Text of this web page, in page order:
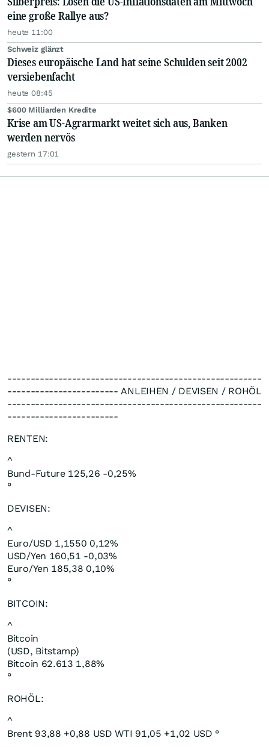
eine große Rallye aus?
heute 11:00
Schweiz glänzt
Dieses europäische Land hat seine Schulden seit 2002
versiebenfacht
heute 08:45
$600 Milliarden Kredite
Krise am US-Agrarmarkt weitet sich aus, Banken
werden nervös
gestern 17:01
-------------------------------------------------------
------------------------ ANLEIHEN / DEVISEN / ROHÖL
-------------------------------------------------------
------------------------
RENTEN:
^
Bund-Future 125,26 -0,25%
°
DEVISEN:
^
Euro/USD 1,1550 0,12%
USD/Yen 160,51 -0,03%
Euro/Yen 185,38 0,10%
°
BITCOIN:
^
Bitcoin
(USD, Bitstamp)
Bitcoin 62.613 1,88%
°
ROHÖL:
^
Brent 93,88 +0,88 USD WTI 91,05 +1,02 USD °